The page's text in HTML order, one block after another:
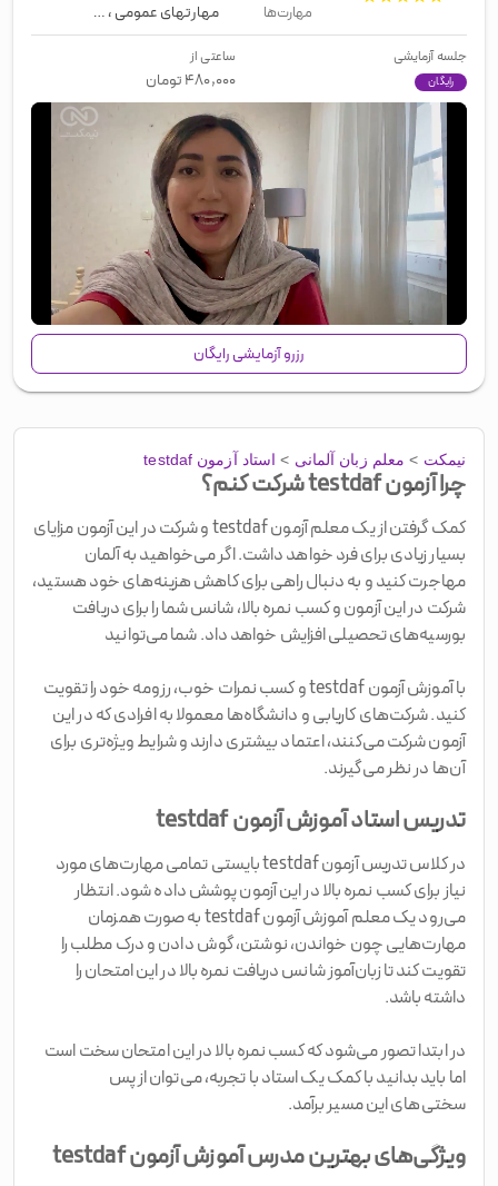
مهارت‌ها مهارتهای عمومی،زبان عمومی
جلسه آزمایشی
رایگان
ساعتی از
۴۸۰,۰۰۰تومان
00:00 /00:49
رزرو آزمایشی رایگان
نیمکت > معلم زبان آلمانی > استاد آزمون testdaf
چرا آزمون testdaf شرکت کنم؟
کمک گرفتن از یک معلم آزمون testdaf و شرکت در این آزمون مزایای
بسیار زیادی برای فرد خواهد داشت. اگر می‌خواهید به آلمان
مهاجرت کنید و به دنبال راهی برای کاهش هزینه‌های خود هستید،
شرکت در این آزمون و کسب نمره بالا، شانس شما را برای دریافت
بورسیه‌های تحصیلی افزایش خواهد داد. شما می‌توانید
با آموزش آزمون testdaf و کسب نمرات خوب، رزومه خود را تقویت
کنید. شرکت‌های کاریابی و دانشگاه‌ها معمولا به افرادی که در این
آزمون شرکت می‌کنند، اعتماد بیشتری دارند و شرایط ویژه‌تری برای
آن‌ها در نظر می‌گیرند.
تدریس استاد آموزش آزمون testdaf
در کلاس تدریس آزمون testdaf بایستی تمامی مهارت‌های مورد
نیاز برای کسب نمره بالا در این آزمون پوشش داده شود. انتظار
می‌رود یک معلم آموزش آزمون testdaf به صورت همزمان
مهارت‌هایی چون خواندن، نوشتن، گوش دادن و درک مطلب را
تقویت کند تا زبان‌آموز شانس دریافت نمره بالا در این امتحان را
داشته باشد.
در ابتدا تصور می‌شود که کسب نمره بالا در این امتحان سخت است
اما باید بدانید با کمک یک استاد با تجربه، می‌توان از پس
سختی‌های این مسیر برآمد.
ویژگی‌های بهترین مدرس آموزش آزمون testdaf